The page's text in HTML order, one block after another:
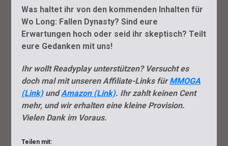
Was haltet ihr von den kommenden Inhalten für
Wo Long: Fallen Dynasty? Sind eure
Erwartungen hoch oder seid ihr skeptisch? Teilt
eure Gedanken mit uns!
Ihr wollt Readyplay unterstützen? Versucht es
doch mal mit unseren Affiliate-Links fürMMOGA
(Link)undAmazon (Link). Ihr zahlt keinen Cent
mehr, und wir erhalten eine kleine Provision.
Vielen Dank im Voraus.
Teilen mit: